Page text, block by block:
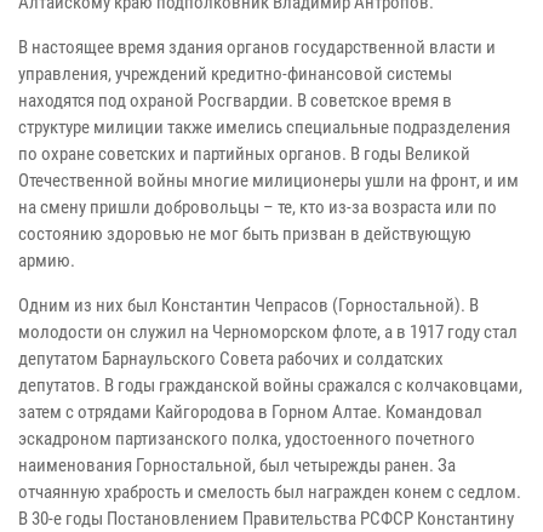
В настоящее время здания органов государственной власти и
управления, учреждений кредитно-финансовой системы
находятся под охраной Росгвардии. В советское время в
структуре милиции также имелись специальные подразделения
по охране советских и партийных органов. В годы Великой
Отечественной войны многие милиционеры ушли на фронт, и им
на смену пришли добровольцы – те, кто из-за возраста или по
состоянию здоровью не мог быть призван в действующую
армию.
Одним из них был Константин Чепрасов (Горностальной). В
молодости он служил на Черноморском флоте, а в 1917 году стал
депутатом Барнаульского Совета рабочих и солдатских
депутатов. В годы гражданской войны сражался с колчаковцами,
затем с отрядами Кайгородова в Горном Алтае. Командовал
эскадроном партизанского полка, удостоенного почетного
наименования Горностальной, был четырежды ранен. За
отчаянную храбрость и смелость был награжден конем с седлом.
В 30-е годы Постановлением Правительства РСФСР Константину